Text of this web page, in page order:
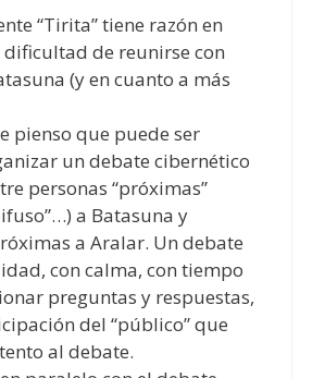
“Tirita” tiene razón en
de reunirse con
(y en cuanto a más
pienso que puede ser
un debate cibernético
personas “próximas”
a Batasuna y
a Aralar. Un debate
con calma, con tiempo
preguntas y respuestas,
del “público” que
al debate.